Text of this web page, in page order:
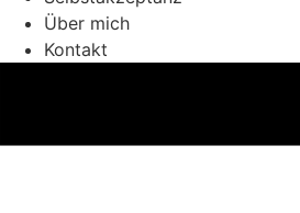
Über mich
Kontakt